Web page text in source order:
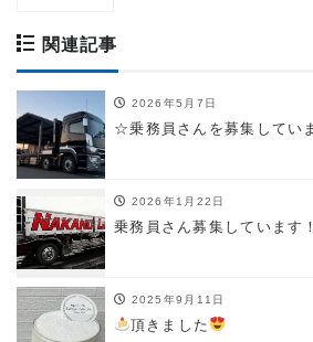
関連記事
2026年5月7日
☆乗務員さんを募集してい
2026年1月22日
乗務員さん募集しています
2025年9月11日
頂きました